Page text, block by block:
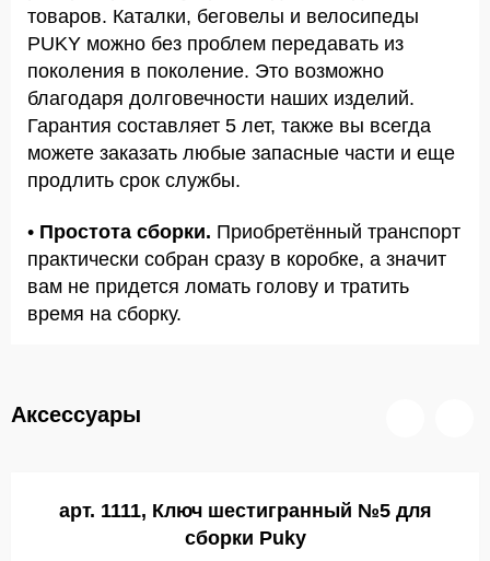
товаров. Каталки, беговелы и велосипеды
PUKY можно без проблем передавать из
поколения в поколение. Это возможно
благодаря долговечности наших изделий.
Гарантия составляет 5 лет, также вы всегда
можете заказать любые запасные части и еще
продлить срок службы.
• Простота сборки. Приобретённый транспорт
практически собран сразу в коробке, а значит
вам не придется ломать голову и тратить
время на сборку.
Аксессуары
арт. 1111, Ключ шестигранный №5 для
сборки Puky